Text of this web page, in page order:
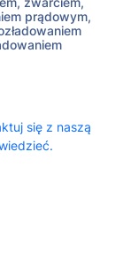
prądowym,
się z naszą